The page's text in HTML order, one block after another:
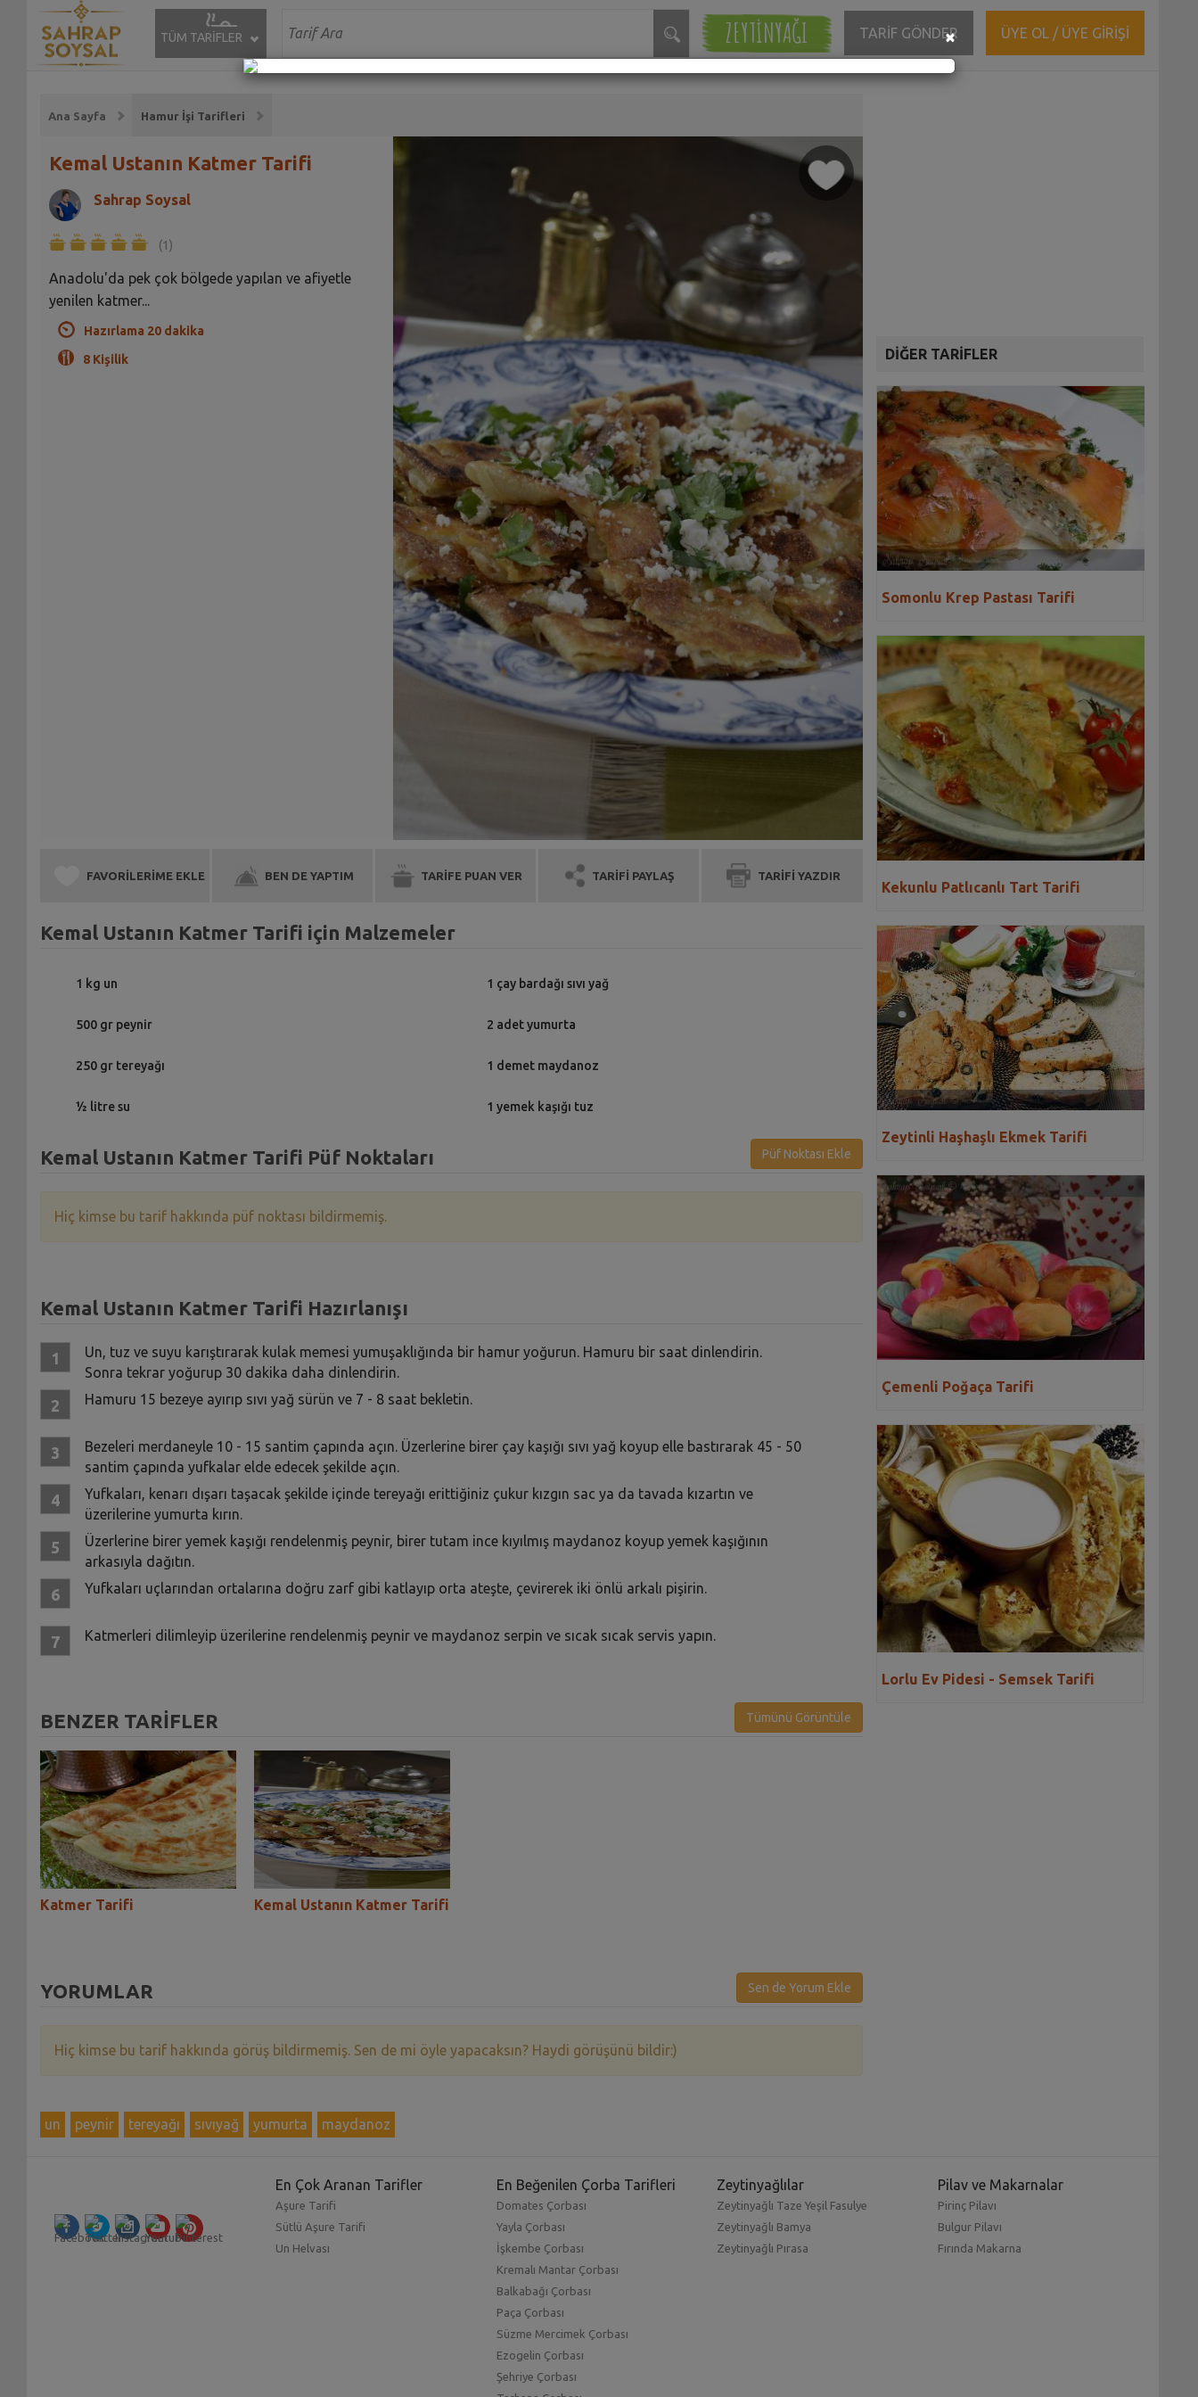
TÜM TARİFLER ZEYTİNYAĞI TARİF GÖNDER ÜYE OL / ÜYE GİRİŞİ
Ana Sayfa Hamur İşi Tarifleri
Kemal Ustanın Katmer Tarifi
Sahrap Soysal
(1)
Anadolu'da pek çok bölgede yapılan ve afiyetle
yenilen katmer...
Hazırlama 20 dakika
8 Kişilik
FAVORİLERİME EKLE BEN DE YAPTIM TARİFE PUAN VER TARİFİ PAYLAŞ TARİFİ YAZDIR
Kemal Ustanın Katmer Tarifi için Malzemeler
1 kg un
500 gr peynir
250 gr tereyağı
½ litre su
1 çay bardağı sıvı yağ
2 adet yumurta
1 demet maydanoz
1 yemek kaşığı tuz
Kemal Ustanın Katmer Tarifi Püf Noktaları Püf Noktası Ekle
Hiç kimse bu tarif hakkında püf noktası bildirmemiş.
Kemal Ustanın Katmer Tarifi Hazırlanışı
Un, tuz ve suyu karıştırarak kulak memesi yumuşaklığında bir hamur yoğurun. Hamuru bir saat dinlendirin.
Sonra tekrar yoğurup 30 dakika daha dinlendirin.
Hamuru 15 bezeye ayırıp sıvı yağ sürün ve 7 - 8 saat bekletin.
Bezeleri merdaneyle 10 - 15 santim çapında açın. Üzerlerine birer çay kaşığı sıvı yağ koyup elle bastırarak 45 - 50
santim çapında yufkalar elde edecek şekilde açın.
Yufkaları, kenarı dışarı taşacak şekilde içinde tereyağı erittiğiniz çukur kızgın sac ya da tavada kızartın ve
üzerilerine yumurta kırın.
Üzerlerine birer yemek kaşığı rendelenmiş peynir, birer tutam ince kıyılmış maydanoz koyup yemek kaşığının
arkasıyla dağıtın.
Yufkaları uçlarından ortalarına doğru zarf gibi katlayıp orta ateşte, çevirerek iki önlü arkalı pişirin.
Katmerleri dilimleyip üzerilerine rendelenmiş peynir ve maydanoz serpin ve sıcak sıcak servis yapın.
BENZER TARİFLER Tümünü Görüntüle
Katmer Tarifi Kemal Ustanın Katmer Tarifi
YORUMLAR Sen de Yorum Ekle
Hiç kimse bu tarif hakkında görüş bildirmemiş. Sen de mi öyle yapacaksın? Haydi görüşünü bildir:)
un peynir tereyağı sıvıyağ yumurta maydanoz
DİĞER TARİFLER
Somonlu Krep Pastası Tarifi
Kekunlu Patlıcanlı Tart Tarifi
Zeytinli Haşhaşlı Ekmek Tarifi
Çemenli Poğaça Tarifi
Lorlu Ev Pidesi - Semsek Tarifi
En Çok Aranan Tarifler
Aşure Tarifi
Sütlü Aşure Tarifi
Un Helvası
En Beğenilen Çorba Tarifleri
Domates Çorbası
Yayla Çorbası
İşkembe Çorbası
Kremalı Mantar Çorbası
Balkabağı Çorbası
Paça Çorbası
Süzme Mercimek Çorbası
Ezogelin Çorbası
Şehriye Çorbası
Zeytinyağlılar
Zeytinyağlı Taze Yeşil Fasulye
Zeytinyağlı Bamya
Zeytinyağlı Pırasa
Pilav ve Makarnalar
Pirinç Pilavı
Bulgur Pilavı
Fırında Makarna
×Close